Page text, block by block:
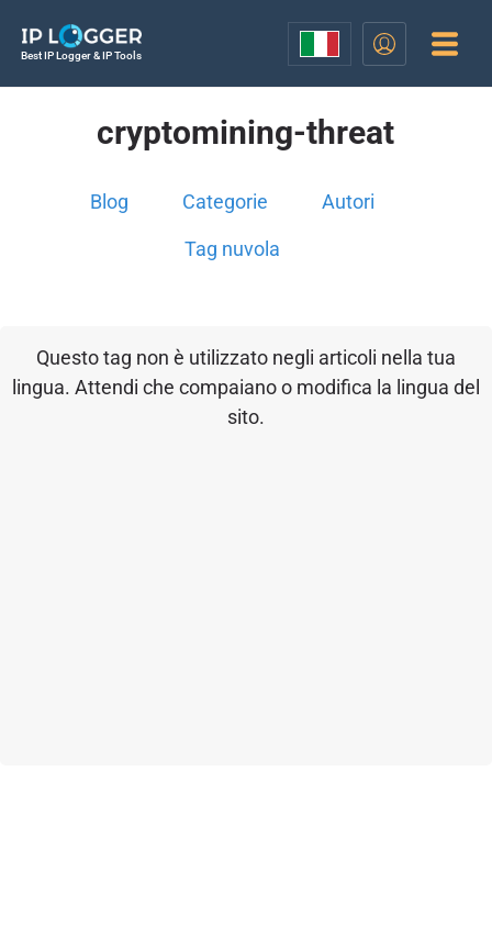
Best IP Logger & IP Tools
cryptomining-threat
Blog Categorie Autori
Tag nuvola